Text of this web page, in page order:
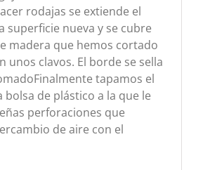
rodajas se extiende el
superficie nueva y se cubre
madera que hemos cortado
unos clavos. El borde se sella
tapamos el
de plástico a la que le
perforaciones que
de aire con el